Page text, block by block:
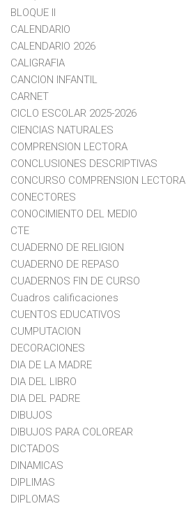
BLOQUE II
CALENDARIO
CALENDARIO 2026
CALIGRAFIA
CANCION INFANTIL
CARNET
CICLO ESCOLAR 2025-2026
CIENCIAS NATURALES
COMPRENSION LECTORA
CONCLUSIONES DESCRIPTIVAS
CONCURSO COMPRENSION LECTORA
CONECTORES
CONOCIMIENTO DEL MEDIO
CTE
CUADERNO DE RELIGION
CUADERNO DE REPASO
CUADERNOS FIN DE CURSO
Cuadros calificaciones
CUENTOS EDUCATIVOS
CUMPUTACION
DECORACIONES
DIA DE LA MADRE
DIA DEL LIBRO
DIA DEL PADRE
DIBUJOS
DIBUJOS PARA COLOREAR
DICTADOS
DINAMICAS
DIPLIMAS
DIPLOMAS